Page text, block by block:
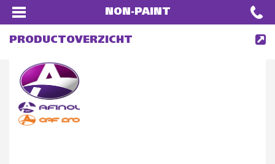
NON-PAINT
PRODUCTOVERZICHT